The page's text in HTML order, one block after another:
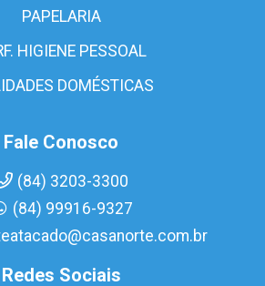
PAPELARIA
HIGIENE PESSOAL
DOMÉSTICAS
Fale Conosco
(84) 3203-3300
(84) 99916-9327
Redes Sociais